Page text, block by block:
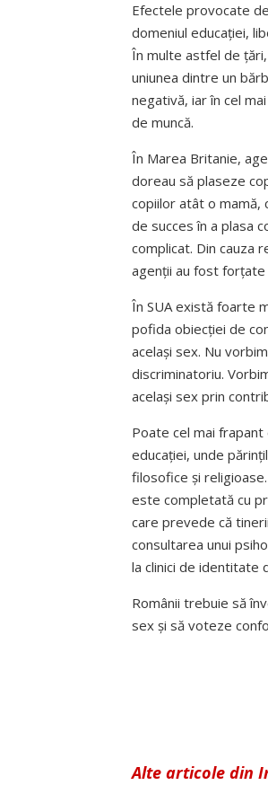
Efectele provocate
domeniul educației,
În multe astfel de
uniunea dintre un
negativă, iar în cel
de muncă.
În Marea Britanie,
doreau să plaseze
copiilor atât o mamă,
de succes în a plasa
complicat. Din cauza
agenții au fost for­țate
În SUA există foarte
pofida obiecției de
același sex. Nu
discriminatoriu.
același sex prin
Poate cel mai
educației, unde
filosofice și
este completată cu
care prevede că
consultarea unui
la clinici de identitate
Românii trebuie să
sex și să voteze
Alte articole din